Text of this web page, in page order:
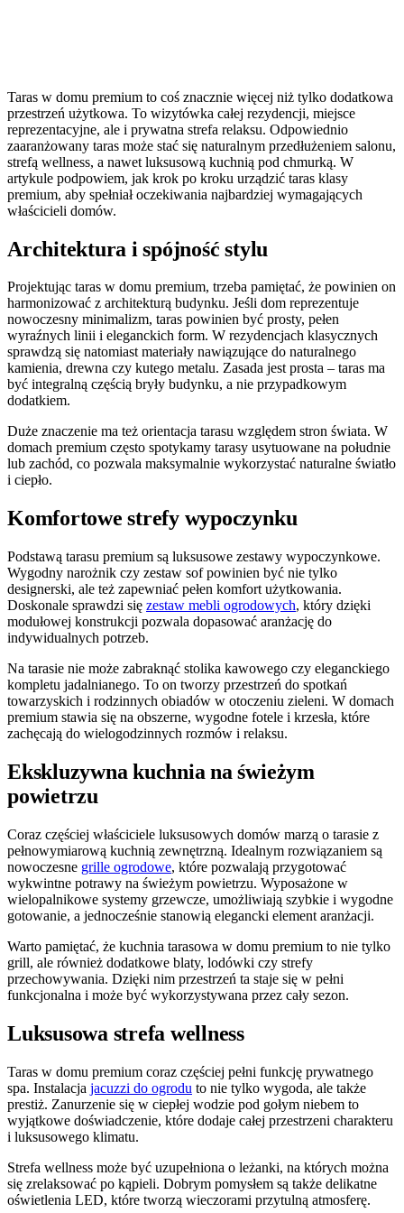
Taras w domu premium to coś znacznie więcej niż tylko dodatkowa
przestrzeń użytkowa. To wizytówka całej rezydencji, miejsce
reprezentacyjne, ale i prywatna strefa relaksu. Odpowiednio
zaaranżowany taras może stać się naturalnym przedłużeniem salonu,
strefą wellness, a nawet luksusową kuchnią pod chmurką. W
artykule podpowiem, jak krok po kroku urządzić taras klasy
premium, aby spełniał oczekiwania najbardziej wymagających
właścicieli domów.
Architektura i spójność stylu
Projektując taras w domu premium, trzeba pamiętać, że powinien on
harmonizować z architekturą budynku. Jeśli dom reprezentuje
nowoczesny minimalizm, taras powinien być prosty, pełen
wyraźnych linii i eleganckich form. W rezydencjach klasycznych
sprawdzą się natomiast materiały nawiązujące do naturalnego
kamienia, drewna czy kutego metalu. Zasada jest prosta – taras ma
być integralną częścią bryły budynku, a nie przypadkowym
dodatkiem.
Duże znaczenie ma też orientacja tarasu względem stron świata. W
domach premium często spotykamy tarasy usytuowane na południe
lub zachód, co pozwala maksymalnie wykorzystać naturalne światło
i ciepło.
Komfortowe strefy wypoczynku
Podstawą tarasu premium są luksusowe zestawy wypoczynkowe.
Wygodny narożnik czy zestaw sof powinien być nie tylko
designerski, ale też zapewniać pełen komfort użytkowania.
Doskonale sprawdzi się zestaw mebli ogrodowych, który dzięki
modułowej konstrukcji pozwala dopasować aranżację do
indywidualnych potrzeb.
Na tarasie nie może zabraknąć stolika kawowego czy eleganckiego
kompletu jadalnianego. To on tworzy przestrzeń do spotkań
towarzyskich i rodzinnych obiadów w otoczeniu zieleni. W domach
premium stawia się na obszerne, wygodne fotele i krzesła, które
zachęcają do wielogodzinnych rozmów i relaksu.
Ekskluzywna kuchnia na świeżym
powietrzu
Coraz częściej właściciele luksusowych domów marzą o tarasie z
pełnowymiarową kuchnią zewnętrzną. Idealnym rozwiązaniem są
nowoczesne grille ogrodowe, które pozwalają przygotować
wykwintne potrawy na świeżym powietrzu. Wyposażone w
wielopalnikowe systemy grzewcze, umożliwiają szybkie i wygodne
gotowanie, a jednocześnie stanowią elegancki element aranżacji.
Warto pamiętać, że kuchnia tarasowa w domu premium to nie tylko
grill, ale również dodatkowe blaty, lodówki czy strefy
przechowywania. Dzięki nim przestrzeń ta staje się w pełni
funkcjonalna i może być wykorzystywana przez cały sezon.
Luksusowa strefa wellness
Taras w domu premium coraz częściej pełni funkcję prywatnego
spa. Instalacja jacuzzi do ogrodu to nie tylko wygoda, ale także
prestiż. Zanurzenie się w ciepłej wodzie pod gołym niebem to
wyjątkowe doświadczenie, które dodaje całej przestrzeni charakteru
i luksusowego klimatu.
Strefa wellness może być uzupełniona o leżanki, na których można
się zrelaksować po kąpieli. Dobrym pomysłem są także delikatne
oświetlenia LED, które tworzą wieczorami przytulną atmosferę.